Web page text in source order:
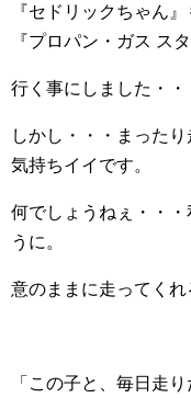
『セドリックちゃん
『プロパン・ガス ス
行く事にしました・・
しかし・・・まった
気持ちイイです。
何でしょうねぇ・・
うに。
意のままに走ってくれ
「この子と、毎日走